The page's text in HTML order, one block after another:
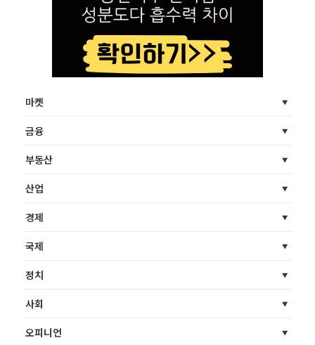
마켓
금융
부동산
산업
경제
국제
정치
사회
오피니언